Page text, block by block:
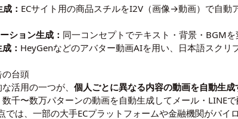
： ECサイト用の商品スチルをI2V（画像→動画）で自
ション生成： 同一コンセプトでテキスト・背景・BGM
： HeyGenなどのアバター動画AIを用い、日本語スク
台頭
活用の一つが、個人ごとに異なる内容の動画を自動生成
千〜数万パターンの動画を自動生成してメール・LINE
は、一部の大手ECプラットフォームや金融機関がパイ